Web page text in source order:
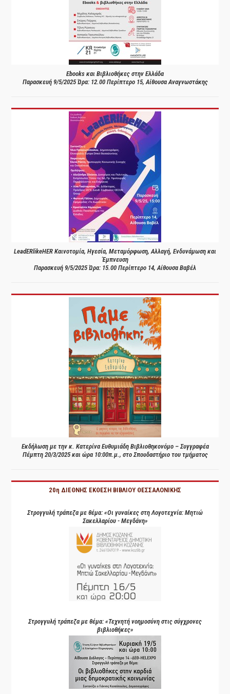
Ebooks και Βιβλιοθήκες στην Ελλάδα
Παρασκευή 9/5/2025 Ώρα: 12.00 Περίπτερο 15, Αίθουσα Αναγνωστάκης
LeadERlikeHER Καινοτομία, Ηγεσία, Μεταμόρφωση, Αλλαγή, Ενδυνάμωση και
Έμπνευση
Παρασκευή 9/5/2025 Ώρα: 15.00 Περίπτερο 14, Αίθουσα Βαβέλ
Εκδήλωση με την κ. Κατερίνα Ευθυμιάδη Βιβλιοθηκονόμο – Συγγραφέα
Πέμπτη 20/3/2025 και ώρα 10:00π.μ., στο Σπουδαστήριο του τμήματος
20η ΔΙΕΘΝΗΣ ΕΚΘΕΣΗ ΒΙΒΛΙΟΥ ΘΕΣΣΑΛΟΝΙΚΗΣ
Στρογγυλή τράπεζα με θέμα: «Οι γυναίκες στη Λογοτεχνία: Μητιώ
Σακελλαρίου - Μεγδάνη»
Στρογγυλή τράπεζα με θέμα: «Τεχνητή νοημοσύνη στις σύγχρονες
βιβλιοθήκες»